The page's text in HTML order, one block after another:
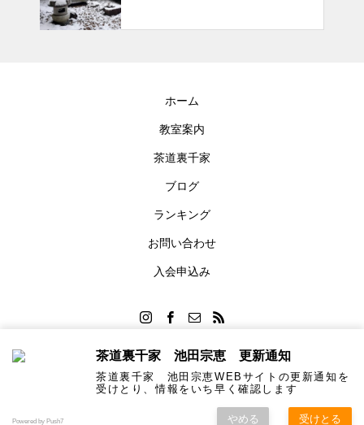
ホーム
教室案内
茶道裏千家
ブログ
ランキング
お問い合わせ
入会申込み
Copyright © 2023 - 2025 Urasenke Ikeda Soukei
茶道裏千家 池田宗恵 更新通知
茶道裏千家 池田宗恵WEBサイトの更新通知を
受けとり、情報をいち早く確認します
Powered by Push7 やめる 受けとる